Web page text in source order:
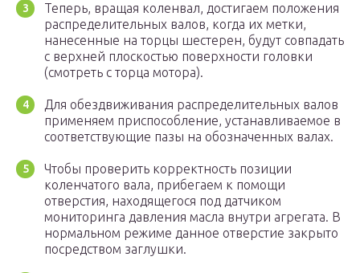
Теперь, вращая коленвал, достигаем положения
распределительных валов, когда их метки,
нанесенные на торцы шестерен, будут совпадать
с верхней плоскостью поверхности головки
(смотреть с торца мотора).
Для обездвиживания распределительных валов
применяем приспособление, устанавливаемое в
соответствующие пазы на обозначенных валах.
Чтобы проверить корректность позиции
коленчатого вала, прибегаем к помощи
отверстия, находящегося под датчиком
мониторинга давления масла внутри агрегата. В
нормальном режиме данное отверстие закрыто
посредством заглушки.